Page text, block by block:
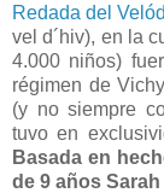
Redada del
vel d´hiv), en la
4.000 niños)
régimen de
(y no siempre
tuvo en
Basada en
de 9 años